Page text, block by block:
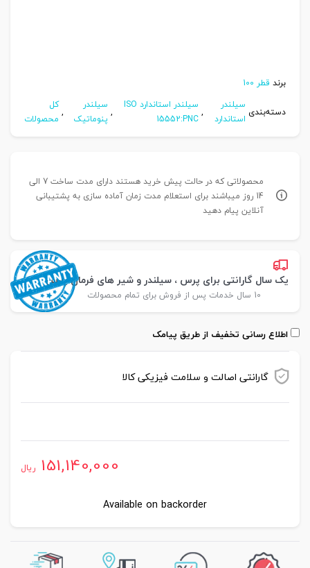
برند قطر 100
دسته‌بندی سیلندر
استاندارد
,
سیلندر استاندارد ISO
15552:PNC
, سیلندر
پنوماتیک
,کل
محصولات
محصولاتی که در حالت پیش خرید هستند دارای مدت ساخت 7 الی
14 روز میباشند برای استعلام مدت زمان آماده سازی به پشتیبانی
آنلاین پیام دهید
یک سال گارانتی برای پرس ، سیلندر و شیر های فرمان پارس
10 سال خدمات پس از فروش برای تمام محصولات
اطلاع رسانی تخفیف از طریق پیامک
گارانتی اصالت و سلامت فیزیکی کالا
151,140,000 ریال
Available on backorder